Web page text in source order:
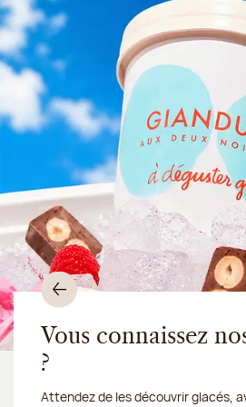
Vous connaissez
?
Attendez de les découvrir glacés,
Du 10 au 16 août 2026, notre
Précédent